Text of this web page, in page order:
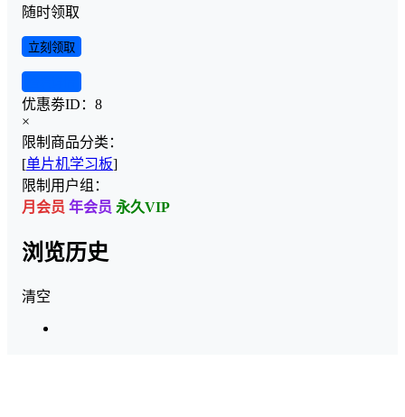
随时领取
立刻领取
优惠劵ID： 8
×
限制商品分类：
[单片机学习板]
限制用户组：
月会员 年会员 永久VIP
浏览历史
清空